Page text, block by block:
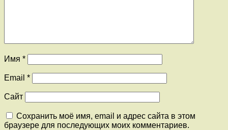
Имя *
Email *
Сайт
Сохранить моё имя, email и адрес сайта в этом
браузере для последующих моих комментариев.